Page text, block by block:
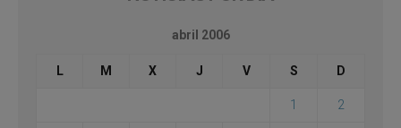
abril 2006
L M X J V S D
1 2